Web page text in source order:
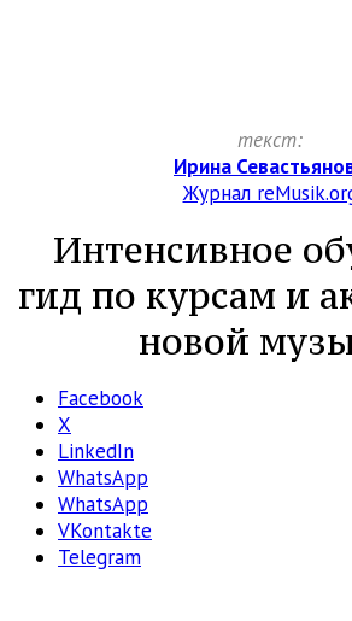
текст:
Ирина
Журнал
Интенсивное
гид по курсам и
новой
Facebook
X
LinkedIn
WhatsApp
WhatsApp
VKontakte
Telegram